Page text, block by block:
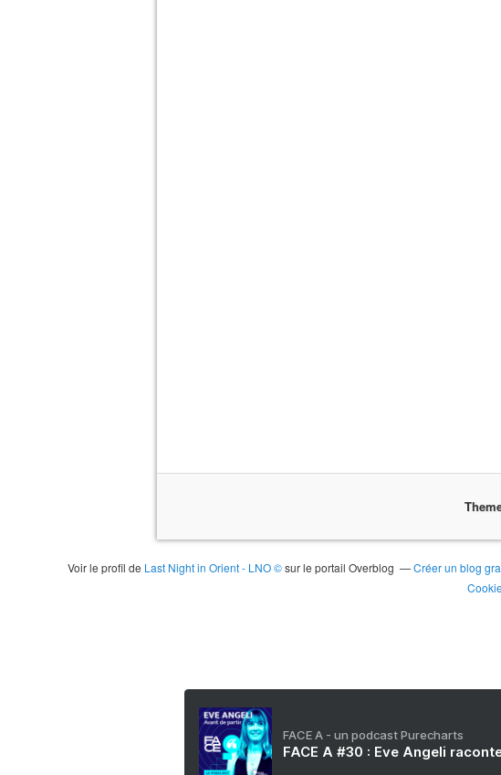
Voir le profil de Last Night in Orient - LNO ©sur le portail Overblog Créer un blog
FACE A - un podcast Purecharts
FACE A #30 : Eve Angeli